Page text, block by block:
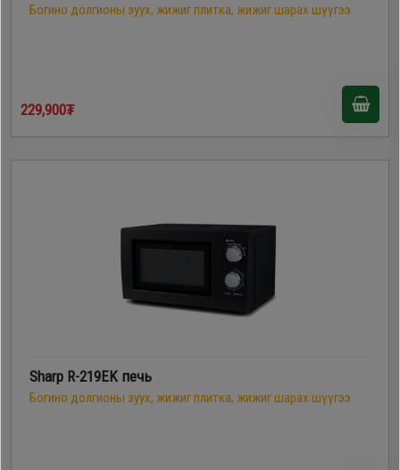
Богино долгионы зуух, жижиг плитка, жижиг шарах шүүгээ
229,900₮
Sharp R-219EK печь
Богино долгионы зуух, жижиг плитка, жижиг шарах шүүгээ